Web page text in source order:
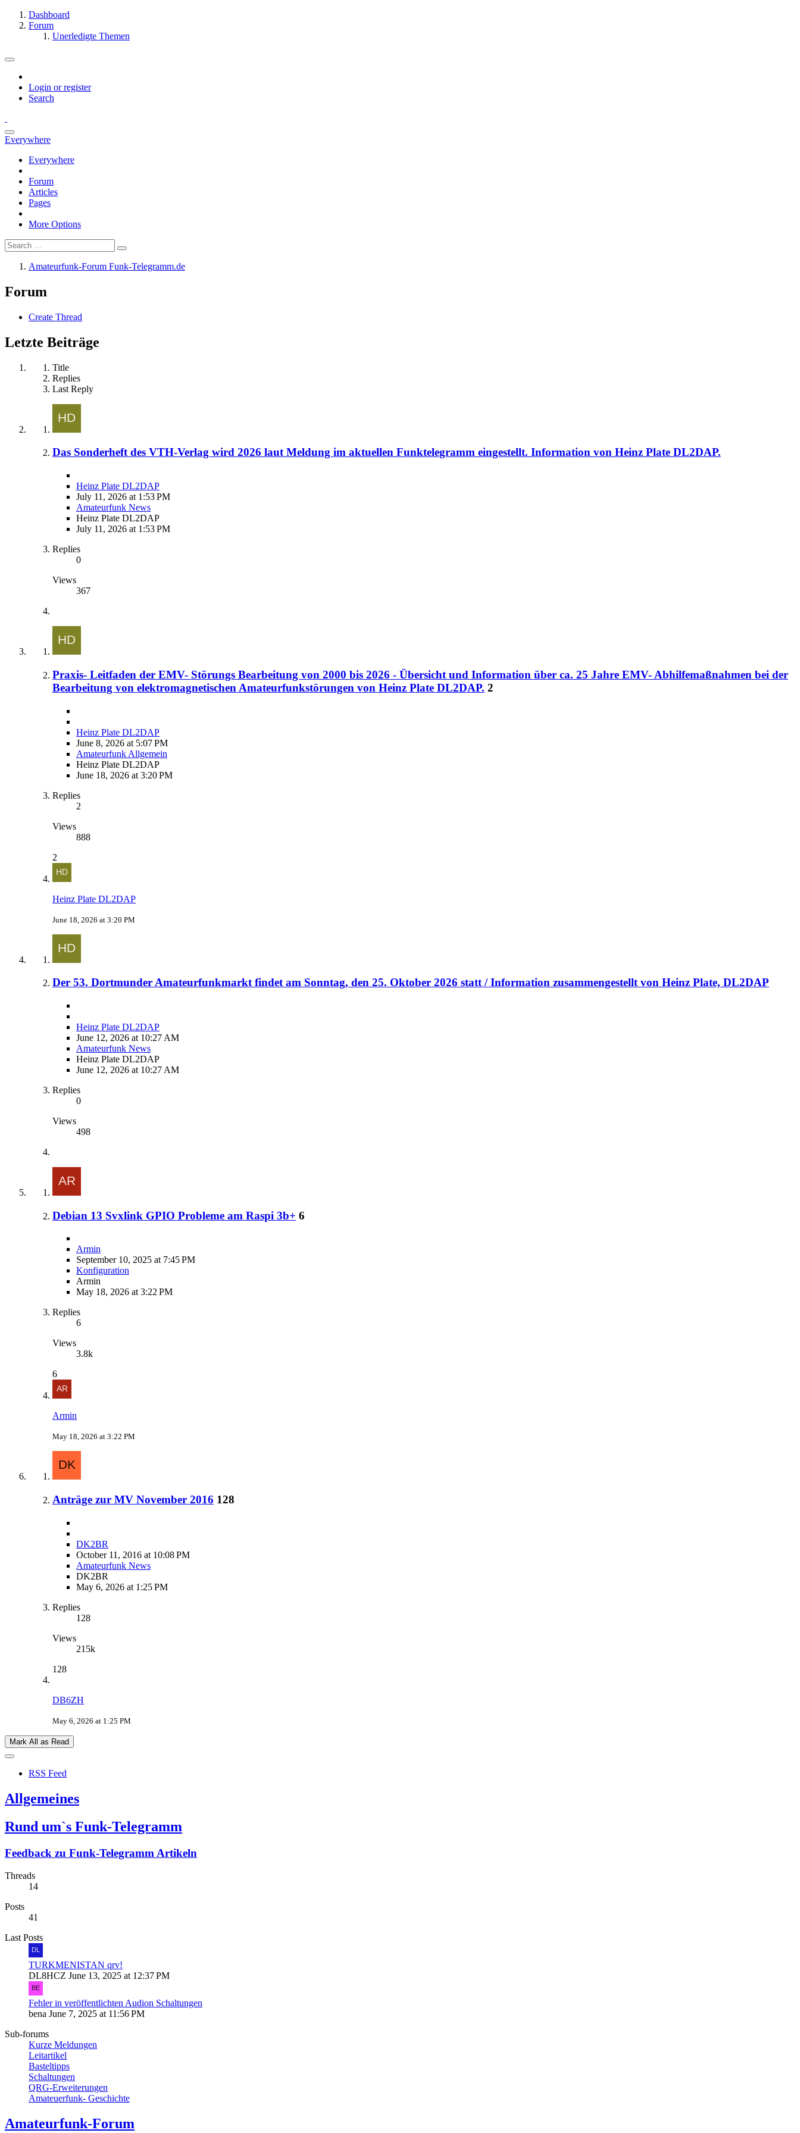
Dashboard
Forum
Unerledigte Themen
Login or register
Search
Everywhere
Everywhere
Forum
Articles
Pages
More Options
Amateurfunk-Forum Funk-Telegramm.de
Forum
Create Thread
Letzte Beiträge
Title
Replies
Last Reply
Das Sonderheft des VTH-Verlag wird 2026 laut Meldung im aktuellen Funktelegramm eingestellt. Information von Heinz Plate DL2DAP.
Heinz Plate DL2DAP
July 11, 2026 at 1:53 PM
Amateurfunk News
Heinz Plate DL2DAP
July 11, 2026 at 1:53 PM
Replies
0
Views
367
Praxis- Leitfaden der EMV- Störungs Bearbeitung von 2000 bis 2026 - Übersicht und Information über ca. 25 Jahre EMV- Abhilfemaßnahmen bei der
Bearbeitung von elektromagnetischen Amateurfunkstörungen von Heinz Plate DL2DAP. 2
Heinz Plate DL2DAP
June 8, 2026 at 5:07 PM
Amateurfunk Allgemein
Heinz Plate DL2DAP
June 18, 2026 at 3:20 PM
Replies
2
Views
888
2
Heinz Plate DL2DAP
June 18, 2026 at 3:20 PM
Der 53. Dortmunder Amateurfunkmarkt findet am Sonntag, den 25. Oktober 2026 statt / Information zusammengestellt von Heinz Plate, DL2DAP
Heinz Plate DL2DAP
June 12, 2026 at 10:27 AM
Amateurfunk News
Heinz Plate DL2DAP
June 12, 2026 at 10:27 AM
Replies
0
Views
498
Debian 13 Svxlink GPIO Probleme am Raspi 3b+ 6
Armin
September 10, 2025 at 7:45 PM
Konfiguration
Armin
May 18, 2026 at 3:22 PM
Replies
6
Views
3.8k
6
Armin
May 18, 2026 at 3:22 PM
Anträge zur MV November 2016 128
DK2BR
October 11, 2016 at 10:08 PM
Amateurfunk News
DK2BR
May 6, 2026 at 1:25 PM
Replies
128
Views
215k
128
DB6ZH
May 6, 2026 at 1:25 PM
Mark All as Read
RSS Feed
Allgemeines
Rund um`s Funk-Telegramm
Feedback zu Funk-Telegramm Artikeln
Threads
14
Posts
41
Last Posts
TURKMENISTAN qrv!
DL8HCZ June 13, 2025 at 12:37 PM
Fehler in veröffentlichten Audion Schaltungen
bena June 7, 2025 at 11:56 PM
Sub-forums
Kurze Meldungen
Leitartikel
Basteltipps
Schaltungen
QRG-Erweiterungen
Amateuerfunk- Geschichte
Amateurfunk-Forum